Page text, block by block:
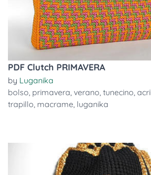
PDF Clutch PRIMAVERA
by Luganika
bolso, primavera, verano, tunecino,
trapillo, macrame, luganika